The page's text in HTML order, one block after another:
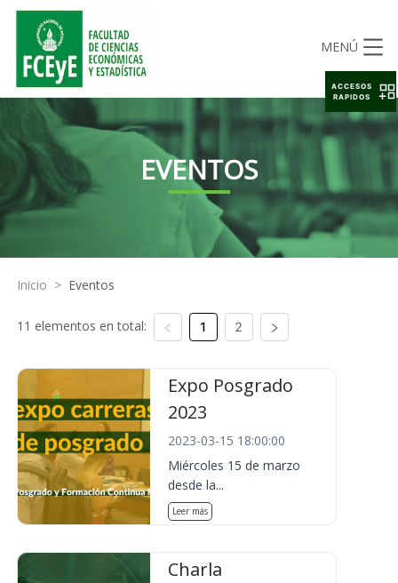
MENÚ
EVENTOS
Inicio > Eventos
11 elementos en total: 1 2
Expo Posgrado
2023
2023-03-15 18:00:00
Miércoles 15 de marzo
desde la...
Leer más
Charla
ACCESOS
RAPIDOS